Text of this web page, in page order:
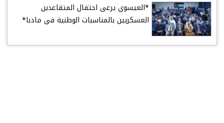
*العيسوي يرعى احتفال المتقاعدين
العسكريين بالمناسبات الوطنية في مادبا*